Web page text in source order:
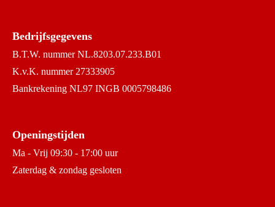
Bedrijfsgegevens
B.T.W. nummer NL.8203.07.233.B01
K.v.K. nummer 27333905
Bankrekening NL97 INGB 0005798486
Openingstijden
Ma - Vrij 09:30 - 17:00 uur
Zaterdag & zondag gesloten